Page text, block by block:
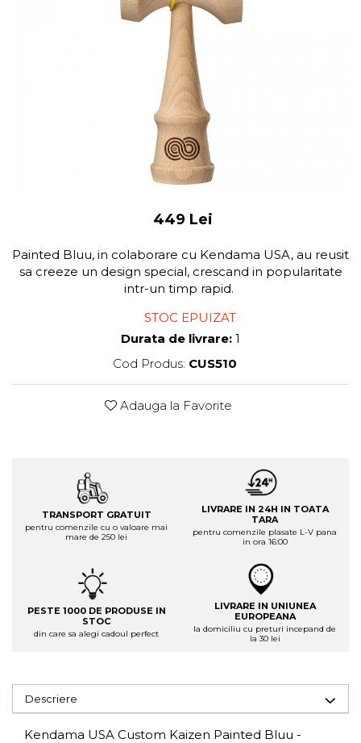
449 Lei
Painted Bluu, in colaborare cu Kendama USA, au reusit
sa creeze un design special, crescand in popularitate
intr-un timp rapid.
STOC EPUIZAT
Durata de livrare: 1
Cod Produs: CUS510
Adauga la Favorite
TRANSPORT GRATUIT
pentru comenzile cu o valoare mai
mare de 250 lei
LIVRARE IN 24H IN TOATA
TARA
pentru comenzile plasate L-V pana
in ora 16:00
PESTE 1000 DE PRODUSE IN
STOC
din care sa alegi cadoul perfect
LIVRARE IN UNIUNEA
EUROPEANA
la domiciliu cu preturi incepand de
la 30 lei
Descriere
Kendama USA Custom Kaizen Painted Bluu -